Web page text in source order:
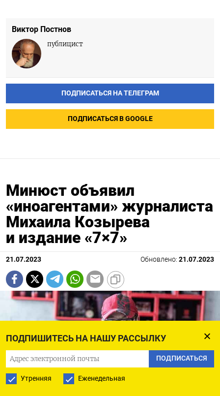
ПОДПИШИТЕСЬ НА НАШУ РАССЫЛКУ
ПОДПИСАТЬСЯ
Утренняя Еженедельная
Виктор Постнов
публицист
ПОДПИСАТЬСЯ НА ТЕЛЕГРАМ
ПОДПИСАТЬСЯ В GOOGLE
Минюст объявил
«иноагентами» журналиста
Михаила Козырева
и издание «7×7»
21.07.2023 Обновлено: 21.07.2023